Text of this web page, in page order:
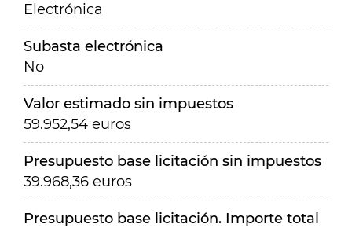
Electrónica
Subasta electrónica
No
Valor estimado sin impuestos
59.952,54 euros
Presupuesto base licitación sin impuestos
39.968,36 euros
Presupuesto base licitación. Importe total